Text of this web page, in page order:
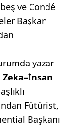
ve Condé
Başkan
yazar
Zeka–İnsan
Fütürist,
Başkanı